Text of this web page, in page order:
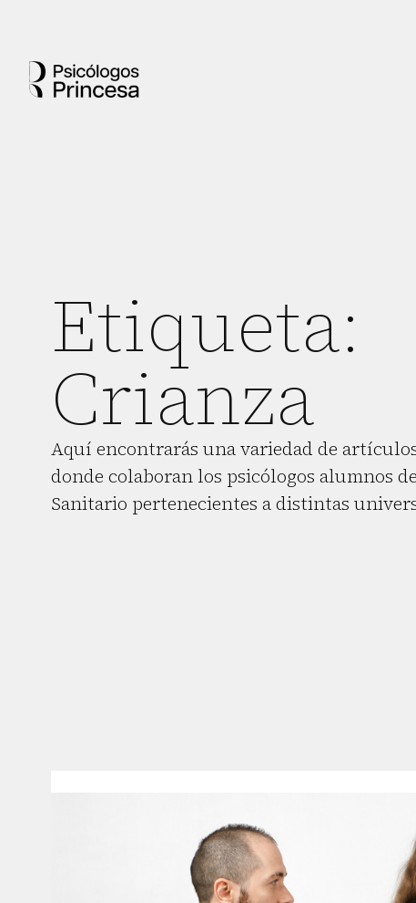
Etiqueta:
Crianza
Aquí encontrarás una variedad de
donde colaboran los psicólogos alumnos
Sanitario pertenecientes a distintas